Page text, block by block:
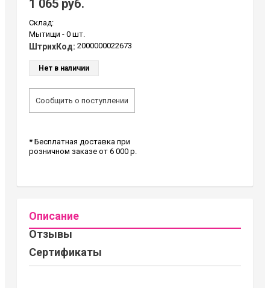
1 065 руб.
Склад:
Мытищи - 0 шт.
ШтрихКод: 2000000022673
Нет в наличии
Сообщить о поступлении
* Бесплатная доставка при
розничном заказе от 6 000 р.
Описание
Отзывы
Сертификаты